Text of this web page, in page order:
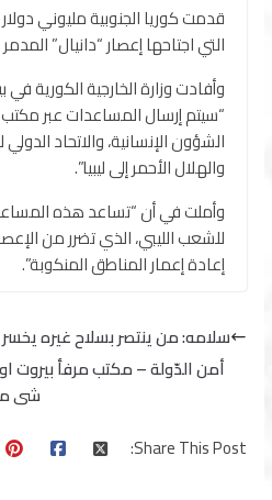
قدمت كوريا الجنوبية مليوني
التي اجتاحها إعصار “دانيال” المدمر
وأفادت وزارة الخارجية الكورية في
“سيتم إرسال المساعدات عبر
الشؤون الإنسانية، والاتحاد
والهلال الأحمر إلى ليبيا”.
وأملت في أن “تساعد هذه
للشعب الليبي، الذي تضرر من
إعادة إعمار المناطق المنكوبة”.
سلامه: من ينتصر بسلاح غيره
أمن الدّولة – مكتب مرفأ بيروت
شى
Share This Post: